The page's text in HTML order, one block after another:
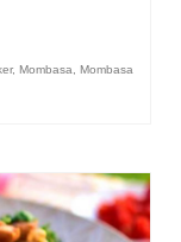
, Mombasa Mombasa